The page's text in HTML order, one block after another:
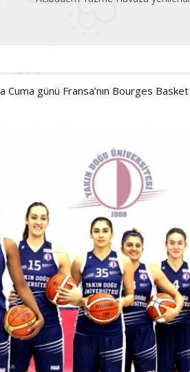
Cuma günü Fransa’nın Bourges Basket